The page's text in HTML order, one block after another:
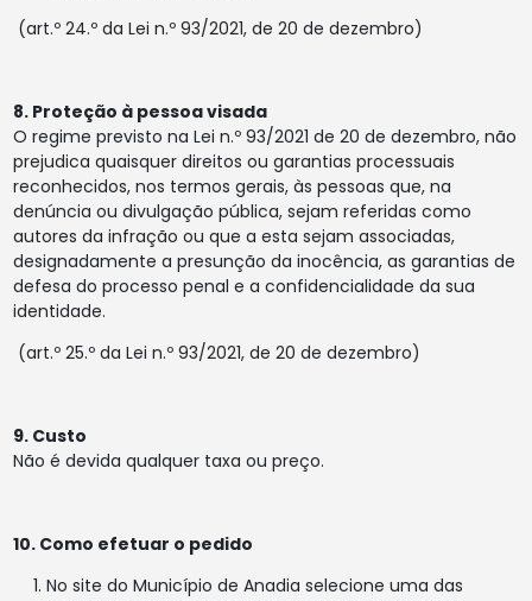
(art.º 24.º da Lei n.º 93/2021, de 20 de dezembro)
8. Proteção à pessoa visada
O regime previsto na Lei n.º 93/2021 de 20 de dezembro, não
prejudica quaisquer direitos ou garantias processuais
reconhecidos, nos termos gerais, às pessoas que, na
denúncia ou divulgação pública, sejam referidas como
autores da infração ou que a esta sejam associadas,
designadamente a presunção da inocência, as garantias de
defesa do processo penal e a confidencialidade da sua
identidade.
(art.º 25.º da Lei n.º 93/2021, de 20 de dezembro)
9. Custo
Não é devida qualquer taxa ou preço.
10. Como efetuar o pedido
No site do Município de Anadia selecione uma das